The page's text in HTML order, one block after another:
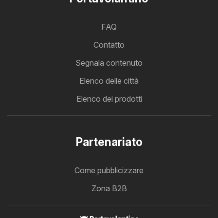
FAQ
Contatto
Segnala contenuto
Elenco delle città
Elenco dei prodotti
Partenariato
Come pubblicizzare
Zona B2B